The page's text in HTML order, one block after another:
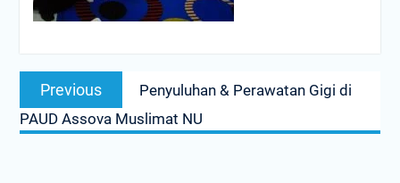
Post
navigation
Previous
Previous
post:
Penyuluhan & Perawatan Gigi di
PAUD Assova Muslimat NU